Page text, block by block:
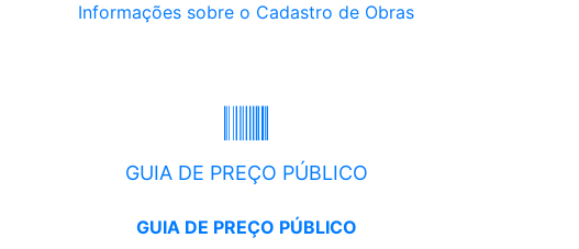
Informações sobre o Cadastro de Obras
GUIA DE PREÇO PÚBLICO
GUIA DE PREÇO PÚBLICO